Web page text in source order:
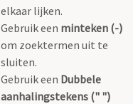
elkaar lijken.
Gebruik een minteken (-)
om zoektermen uit te
sluiten.
Gebruik een Dubbele
aanhalingstekens (" ")